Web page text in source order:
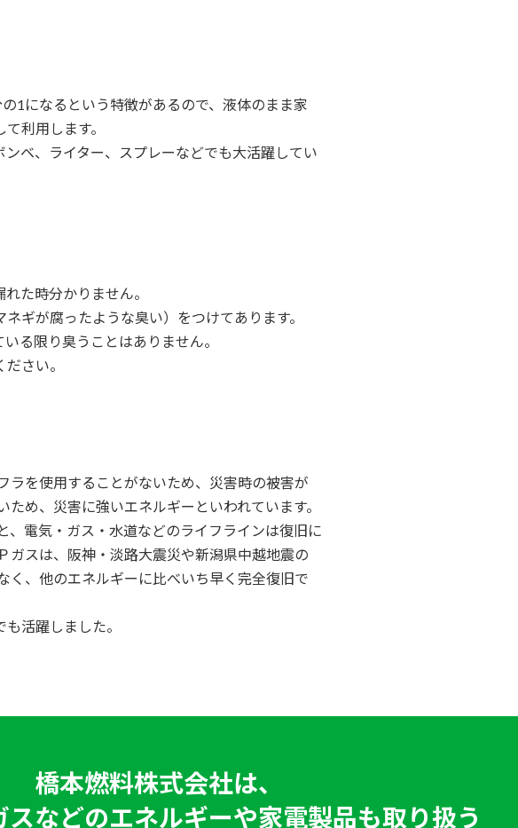
1になるという特徴があるので、液体のまま家
利用します。
ベ、ライター、スプレーなどでも大活躍してい
た時分かりません。
ギが腐ったような臭い）をつけてあります。
る限り臭うことはありません。
さい。
ラを使用することがないため、災害時の被害が
ため、災害に強いエネルギーといわれています。
、電気・ガス・水道などのライフラインは復旧に
ガスは、阪神・淡路大震災や新潟県中越地震の
く、他のエネルギーに比べいち早く完全復旧で
活躍しました。
橋本燃料株式会社は、
スなどのエネルギーや家電製品も取り扱う